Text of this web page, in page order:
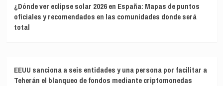
¿Dónde ver eclipse solar 2026 en España: Mapas de puntos
oficiales y recomendados en las comunidades donde será
total
EEUU sanciona a seis entidades y una persona por facilitar a
Teherán el blanqueo de fondos mediante criptomonedas